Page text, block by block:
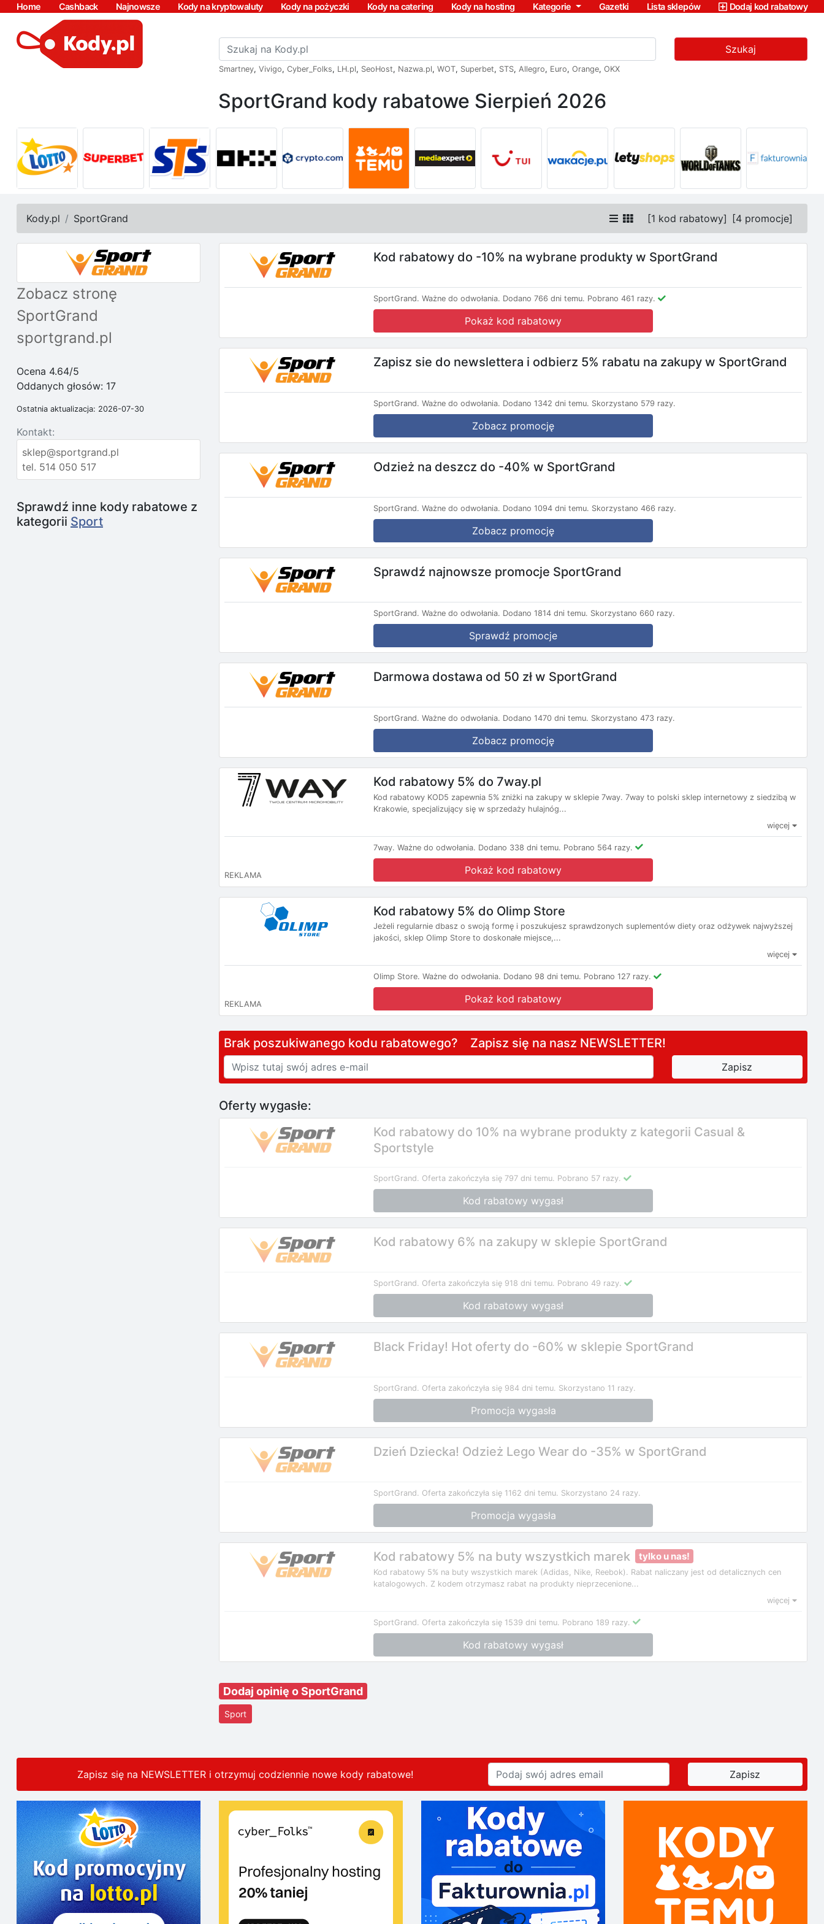
Home Cashback Najnowsze Kody na kryptowaluty Kody na pożyczki Kody na catering Kody na hosting Kategorie Gazetki Lista sklepów Dodaj kod rabatowy
Szukaj
Smartney, Vivigo, Cyber_Folks, LH.pl, SeoHost, Nazwa.pl, WOT, Superbet, STS, Allegro, Euro, Orange, OKX
SportGrand kody rabatowe Sierpień 2026
Kody.pl SportGrand [1 kod rabatowy] [4 promocje]
Zobacz stronę
SportGrand
sportgrand.pl
Ocena 4.64/5
Oddanych głosów: 17
Ostatnia aktualizacja: 2026-07-30
Kontakt:
sklep@sportgrand.pl
tel. 514 050 517
Sprawdź inne kody rabatowe z
kategorii Sport
Kod rabatowy do -10% na wybrane produkty w SportGrand
SportGrand. Ważne do odwołania. Dodano 766 dni temu. Pobrano 461 razy.
Pokaż kod rabatowy
Zapisz sie do newslettera i odbierz 5% rabatu na zakupy w SportGrand
SportGrand. Ważne do odwołania. Dodano 1342 dni temu. Skorzystano 579 razy.
Zobacz promocję
Odzież na deszcz do -40% w SportGrand
SportGrand. Ważne do odwołania. Dodano 1094 dni temu. Skorzystano 466 razy.
Zobacz promocję
Sprawdź najnowsze promocje SportGrand
SportGrand. Ważne do odwołania. Dodano 1814 dni temu. Skorzystano 660 razy.
Sprawdź promocje
Darmowa dostawa od 50 zł w SportGrand
SportGrand. Ważne do odwołania. Dodano 1470 dni temu. Skorzystano 473 razy.
Zobacz promocję
Kod rabatowy 5% do 7way.pl
Kod rabatowy KOD5 zapewnia 5% zniżki na zakupy w sklepie 7way. 7way to polski sklep internetowy z siedzibą w
Krakowie, specjalizujący się w sprzedaży hulajnóg...
więcej
7way. Ważne do odwołania. Dodano 338 dni temu. Pobrano 564 razy.
REKLAMA Pokaż kod rabatowy
Kod rabatowy 5% do Olimp Store
Jeżeli regularnie dbasz o swoją formę i poszukujesz sprawdzonych suplementów diety oraz odżywek najwyższej
jakości, sklep Olimp Store to doskonałe miejsce,...
więcej
Olimp Store. Ważne do odwołania. Dodano 98 dni temu. Pobrano 127 razy.
REKLAMA Pokaż kod rabatowy
Brak poszukiwanego kodu rabatowego? Zapisz się na nasz NEWSLETTER!
Oferty wygasłe:
Kod rabatowy do 10% na wybrane produkty z kategorii Casual &
Sportstyle
SportGrand. Oferta zakończyła się 797 dni temu. Pobrano 57 razy.
Kod rabatowy wygasł
Kod rabatowy 6% na zakupy w sklepie SportGrand
SportGrand. Oferta zakończyła się 918 dni temu. Pobrano 49 razy.
Kod rabatowy wygasł
Black Friday! Hot oferty do -60% w sklepie SportGrand
SportGrand. Oferta zakończyła się 984 dni temu. Skorzystano 11 razy.
Promocja wygasła
Dzień Dziecka! Odzież Lego Wear do -35% w SportGrand
SportGrand. Oferta zakończyła się 1162 dni temu. Skorzystano 24 razy.
Promocja wygasła
Kod rabatowy 5% na buty wszystkich marek tylko u nas!
Kod rabatowy 5% na buty wszystkich marek (Adidas, Nike, Reebok). Rabat naliczany jest od detalicznych cen
katalogowych. Z kodem otrzymasz rabat na produkty nieprzecenione...
więcej
SportGrand. Oferta zakończyła się 1539 dni temu. Pobrano 189 razy.
Kod rabatowy wygasł
Dodaj opinię o SportGrand
Sport
Zapisz się na NEWSLETTER i otrzymuj codziennie nowe kody rabatowe!